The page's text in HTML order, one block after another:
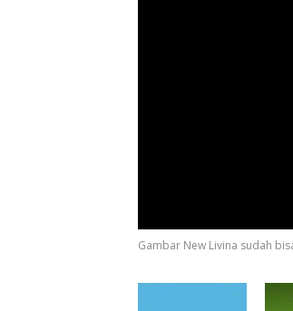
Gambar New Livina sudah